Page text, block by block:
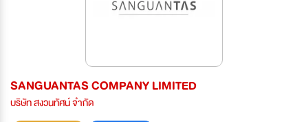
SANGUANTAS COMPANY LIMITED
บริษัท สงวนทัศน์ จำกัด